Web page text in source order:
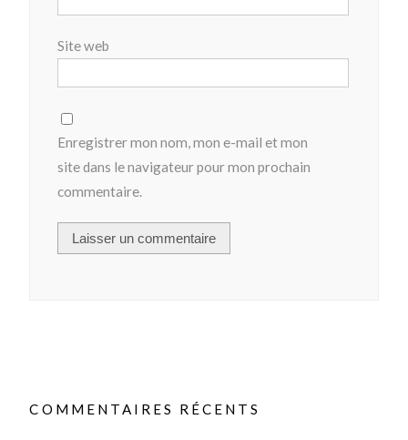
Site web
Enregistrer mon nom, mon e-mail et mon
site dans le navigateur pour mon prochain
commentaire.
COMMENTAIRES RÉCENTS